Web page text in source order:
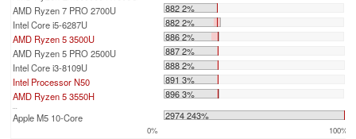
AMD Ryzen 7 PRO 2700U
882 2%
Intel Core i5-6287U
882 2%
AMD Ryzen 5 3500U
886 2%
AMD Ryzen 5 PRO 2500U
887 2%
Intel Core i3-8109U
888 2%
Intel Processor N50
891 3%
AMD Ryzen 5 3550H
896 3%
...
Apple M5 10-Core 2974 243%
0% 100%